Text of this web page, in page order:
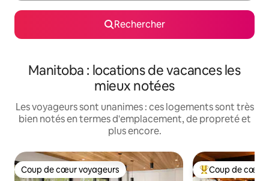
Rechercher
Manitoba : locations de vacances les
mieux notées
Les voyageurs sont unanimes : ces logements sont très
bien notés en termes d'emplacement, de propreté et
plus encore.
Coup de cœur voyageurs
Coup de cœur voyageurs Coups de cœur
Coup de cœur